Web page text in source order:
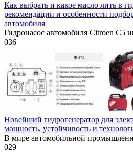
Как выбрать и какое масло лить в
рекомендации и особенности
автомобиля
Гидронасос автомобиля Citroen C5
036
Новейший гидрогенератор для
мощность, устойчивость и
В мире автомобильной
029